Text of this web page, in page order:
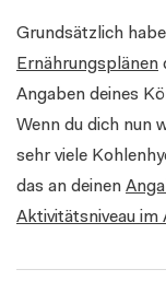
Grundsätzlich
Ernährungsplänen
Angaben deines
Wenn du dich nun
sehr viele
das an deinen
Aktivitätsniveau im